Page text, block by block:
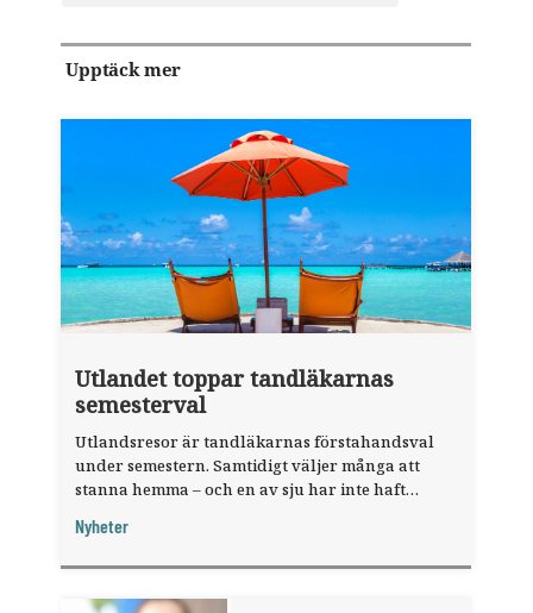
Upptäck mer
Utlandet toppar tandläkarnas
semesterval
Utlandsresor är tandläkarnas förstahandsval
under semestern. Samtidigt väljer många att
stanna hemma – och en av sju har inte haft
fråga".
Nyheter